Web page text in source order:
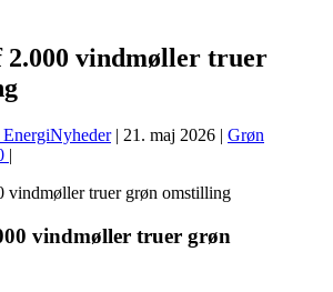
2.000 vindmøller truer
| 21. maj 2026 | Grøn
|
vindmøller truer grøn